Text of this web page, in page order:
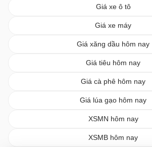
Giá xe ô tô
Giá xe máy
Giá xăng dầu hôm nay
Giá tiêu hôm nay
Giá cà phê hôm nay
Giá lúa gạo hôm nay
XSMN hôm nay
XSMB hôm nay